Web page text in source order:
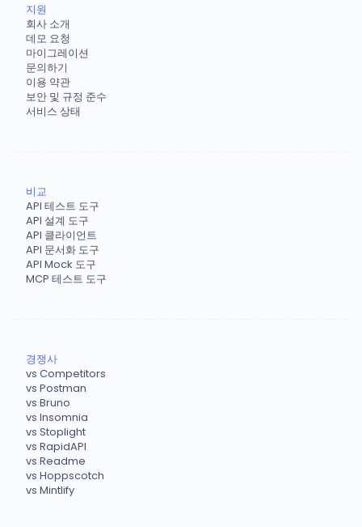
지원
회사 소개
데모 요청
마이그레이션
문의하기
이용 약관
보안 및 규정 준수
서비스 상태
비교
API 테스트 도구
API 설계 도구
API 클라이언트
API 문서화 도구
API Mock 도구
MCP 테스트 도구
경쟁사
vs Competitors
vs Postman
vs Bruno
vs Insomnia
vs Stoplight
vs RapidAPI
vs Readme
vs Hoppscotch
vs Mintlify